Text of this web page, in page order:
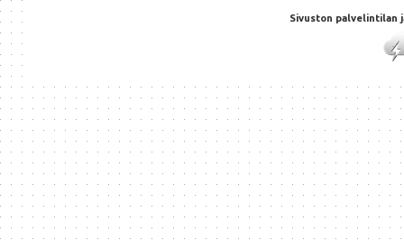
Sivuston palvelintilan